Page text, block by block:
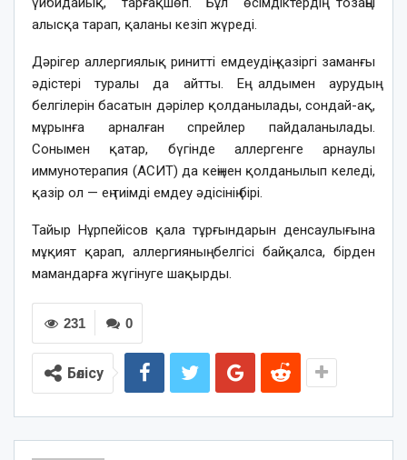
алысқа тарап, қаланы кезіп жүреді.
Дәрігер аллергиялық ринитті емдеудің қазіргі заманғы
әдістері туралы да айтты. Ең алдымен аурудың
белгілерін басатын дәрілер қолданылады, сондай-ақ,
мұрынға арналған спрейлер пайдаланылады.
Сонымен қатар, бүгінде аллергенге арнаулы
иммунотерапия (АСИТ) да кеңінен қолданылып келеді,
қазір ол — ең тиімді емдеу әдісінің бірі.
Тайыр Нұрпейісов қала тұрғындарын денсаулығына
мұқият қарап, аллергияның белгісі байқалса, бірден
мамандарға жүгінуге шақырды.
0
231
Бөлісу